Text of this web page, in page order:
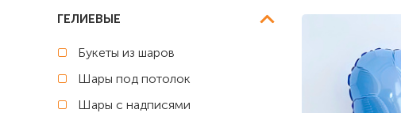
ГЕЛИЕВЫЕ
Букеты из шаров
Шары под потолок
Шары с надписями